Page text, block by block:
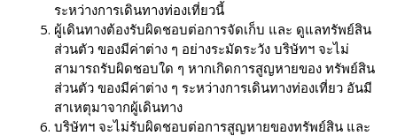
ระหว่างการเดินทางท่องเที่ยวนี้
ผู้เดินทางต้องรับผิดชอบต่อการจัดเก็บ และ ดูแลทรัพย์สิน
ส่วนตัว ของมีค่าต่าง ๆ อย่างระมัดระวัง บริษัทฯ จะไม่
สามารถรับผิดชอบใด ๆ หากเกิดการสูญหายของ ทรัพย์สิน
ส่วนตัว ของมีค่าต่าง ๆ ระหว่างการเดินทางท่องเที่ยว อันมี
สาเหตุมาจากผู้เดินทาง
บริษัทฯ จะไม่รับผิดชอบต่อการสูญหายของทรัพย์สิน และ